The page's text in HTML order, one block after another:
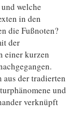
welche
in den
die Fußnoten?
der
einer kurzen
aus der tradierten
und
verknüpft